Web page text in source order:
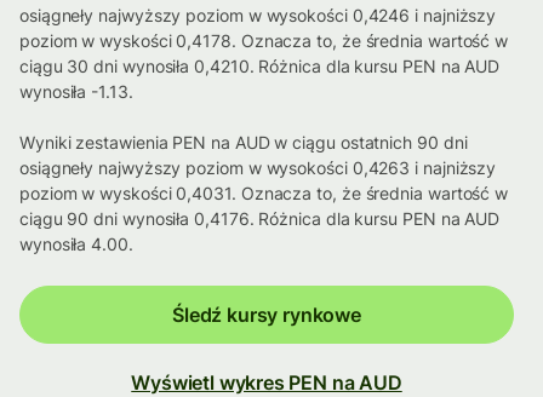
osiągneły najwyższy poziom w wysokości 0,4246 i najniższy
poziom w wyskości 0,4178. Oznacza to, że średnia wartość w
ciągu 30 dni wynosiła 0,4210. Różnica dla kursu PEN na AUD
wynosiła -1.13.
Wyniki zestawienia PEN na AUD w ciągu ostatnich 90 dni
osiągneły najwyższy poziom w wysokości 0,4263 i najniższy
poziom w wyskości 0,4031. Oznacza to, że średnia wartość w
ciągu 90 dni wynosiła 0,4176. Różnica dla kursu PEN na AUD
wynosiła 4.00.
Śledź kursy rynkowe
Wyświetl wykres PEN na AUD